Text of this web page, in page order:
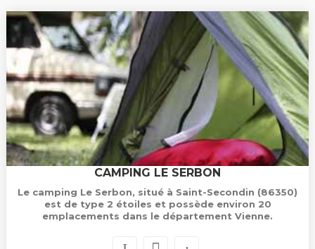
CAMPING LE SERBON
Le camping Le Serbon, situé à Saint-Secondin (86350)
est de type 2 étoiles et possède environ 20
emplacements dans le département Vienne.